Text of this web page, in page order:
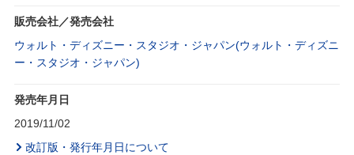
販売会社／発売会社
ウォルト・ディズニー・スタジオ・ジャパン(ウォルト・ディズニ
ー・スタジオ・ジャパン)
発売年月日
2019/11/02
改訂版・発行年月日について